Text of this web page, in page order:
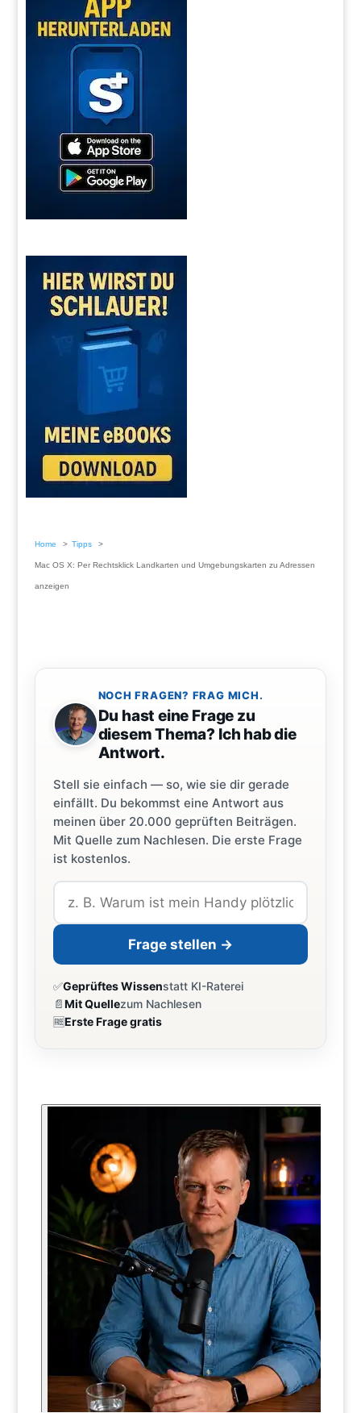
Home Tipps
Mac OS X: Per Rechtsklick Landkarten und Umgebungskarten zu Adressen
anzeigen
NOCH FRAGEN? FRAG MICH.
Du hast eine Frage zu
diesem Thema? Ich hab die
Antwort.
Stell sie einfach — so, wie sie dir gerade
einfällt. Du bekommst eine Antwort aus
meinen über 20.000 geprüften Beiträgen.
Mit Quelle zum Nachlesen. Die erste Frage
ist kostenlos.
Frage stellen →
✅Geprüftes Wissenstatt KI-Raterei
📄Mit Quellezum Nachlesen
🆓Erste Frage gratis